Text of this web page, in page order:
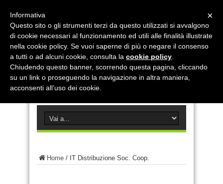
Home / IT Distribuzione Soc. Coop.
×
Informativa
Questo sito o gli strumenti terzi da questo utilizzati si avvalgono
di cookie necessari al funzionamento ed utili alle finalità illustrate
nella cookie policy. Se vuoi saperne di più o negare il consenso
a tutti o ad alcuni cookie, consulta la cookie policy
Chiudendo questo banner, scorrendo questa pagina, cliccando
su un link o proseguendo la navigazione in altra maniera,
acconsenti all’uso dei cookie.